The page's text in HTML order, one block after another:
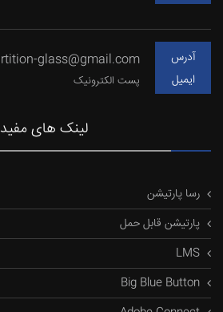
آدرس
ایمیل
پست الکترونیک
لینک های مفید
رسا پارتیشن
پارتیشن قابل حمل
LMS
Big Blue Button